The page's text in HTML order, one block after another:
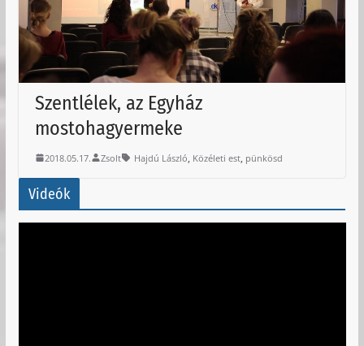
Szentlélek, az Egyház
mostohagyermeke
2018.05.17. Zsolt Hajdú László, Közéleti est, pünkösd
Videók